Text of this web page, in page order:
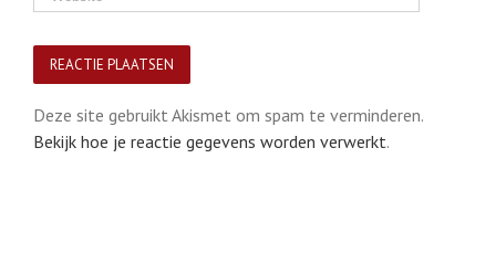
Deze site gebruikt Akismet om spam te verminderen.
Bekijk hoe je reactie gegevens worden verwerkt.